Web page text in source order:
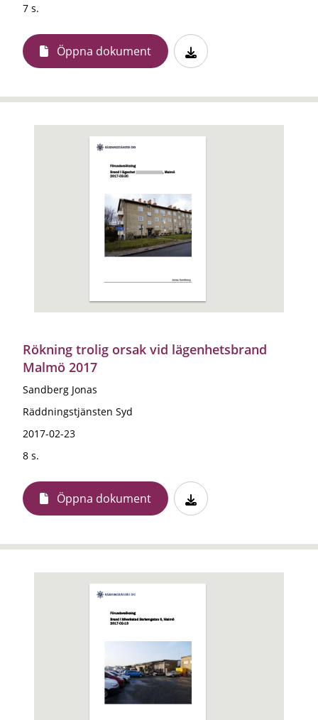
7 s.
Öppna dokument
Rökning trolig orsak vid lägenhetsbrand
Malmö 2017
Sandberg Jonas
Räddningstjänsten Syd
2017-02-23
8 s.
Öppna dokument